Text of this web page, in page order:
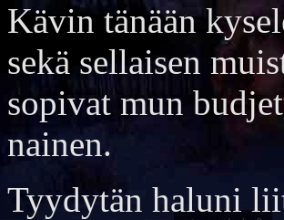
Kävin tänään
sekä sellaisen
sopivat mun
nainen.
Tyydytän haluni